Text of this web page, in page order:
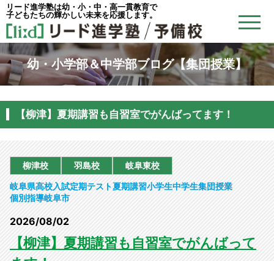
リード進学塾は幼・小・中・高一貫教育で
子どもたちの輝かしい未来を応援します。
幼・小学部＆中学部ブログ【集団授業】
【柳津】夏期講習も自習室でがんばってます！
柳津校 羽島校
岐阜東校
岐阜県高校入試定期テスト夏期講習小学生中学生集団授業
個別指導岐阜市
2026/08/02
【柳津】夏期講習も自習室でがんばって